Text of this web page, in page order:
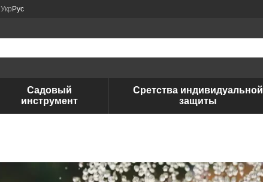
Укр Рус
Садовый
инструмент
Сретства индивидуальной
защиты